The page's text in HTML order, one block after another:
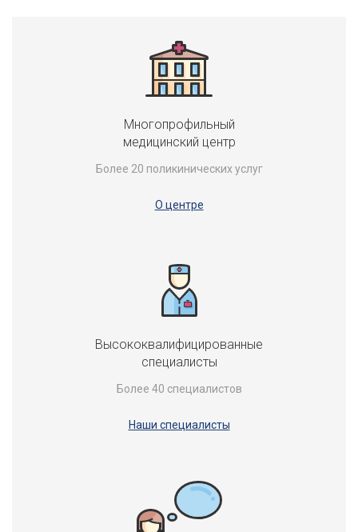
Многопрофильный
медицинский центр
Более 20 поликинических услуг
О центре
Высококвалифицированные
специалисты
Более 40 специалистов
Наши специалисты